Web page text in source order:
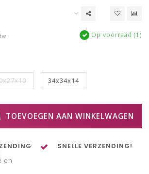
Op voorraad (1)
34x34x14
TOEVOEGEN AAN WINKELWAGEN
en
SNELLE VERZENDING!